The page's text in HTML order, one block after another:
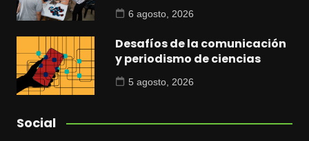
6 agosto, 2026
Desafíos de la comunicación
y periodismo de ciencias
5 agosto, 2026
Social